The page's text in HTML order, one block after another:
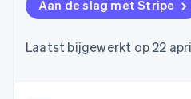
Toegang tot meer
dan 125
Fysieke betalingen
Platforms
SaaS
bieden
Betaalkaarten
worden
Bedrijf
Jaarlijks
Vacatures
Aan de slag met Stripe
Laatst bijgewerkt op 22